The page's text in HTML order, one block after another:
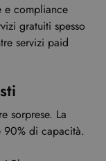
e compliance
gratuiti spesso
servizi paid
sorprese. La
90% di capacità.